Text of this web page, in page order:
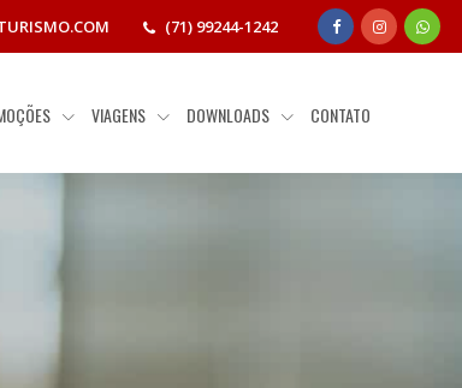
(71) 99244-1242
VIAGENS DOWNLOADS CONTATO